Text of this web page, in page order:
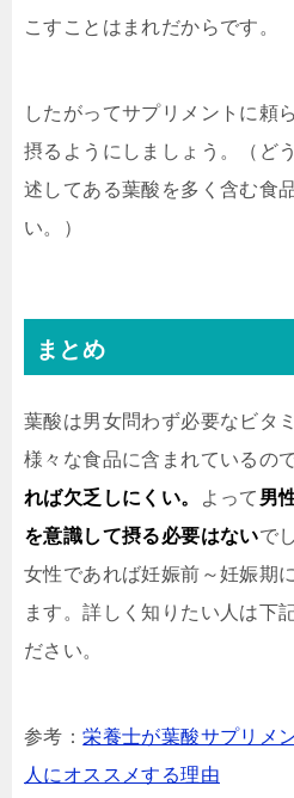
こすことはまれだからです。
したがってサプリメントに頼
摂るようにしましょう。（ど
述してある葉酸を多く含む食
い。）
まとめ
葉酸は男女問わず必要なビタ
様々な食品に含まれているの
れば欠乏しにくい。
よって 男
を意識して摂る必要はないで
女性であれば妊娠前～妊娠期
ます。詳しく知りたい人は下
ださい。
参考：栄養士が葉酸サプリメ
人にオススメする理由